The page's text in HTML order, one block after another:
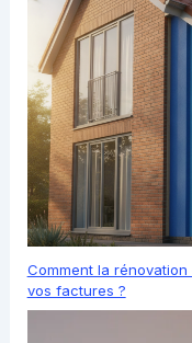
Comment la
vos factures ?